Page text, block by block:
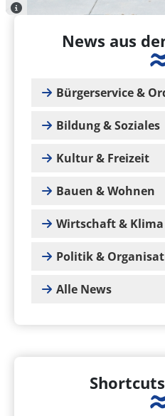
News aus
Bürgerservice &
Bildung & Soziales
Kultur & Freizeit
Bauen & Wohnen
Wirtschaft & Klima
Politik &
Alle News